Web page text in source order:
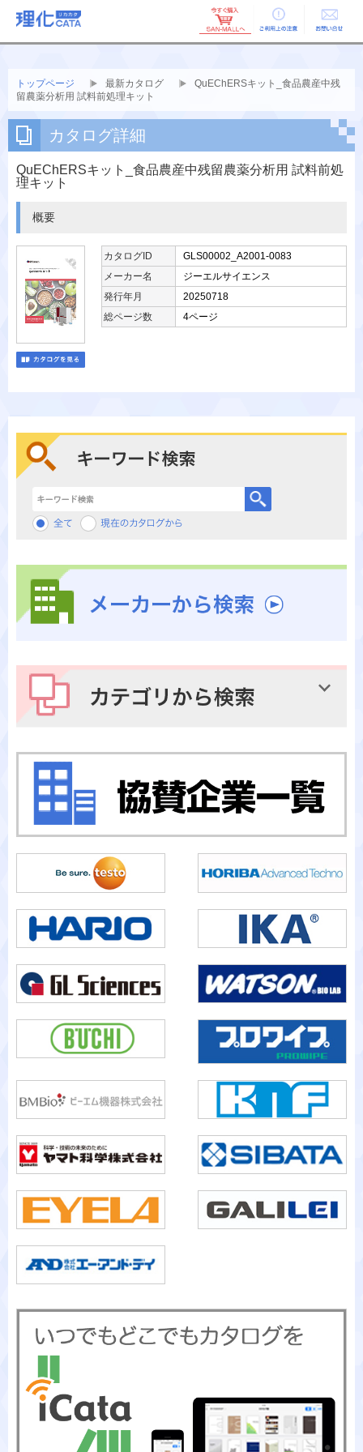
ご利用上の お問い合せ
トップページ 最新カタログ
QuEChERSキット_食品農産中残
留農薬分析用 試料前処理キット
カタログ詳細
QuEChERSキット_食品農産中残留農薬分析用 試料前処
理キット
概要
カタログID
GLS00002_A2001-0083
メーカー名
ジーエルサイエンス
発行年月
20250718
総ページ数
4ページ
キーワード検索